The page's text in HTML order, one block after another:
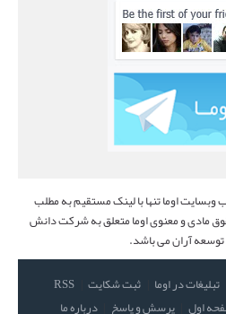
وبسایت اوما تنها با لینک مستقیم به مطلب
مادی و معنوی اوما متعلق به شرکت دانش
توسعه آران می باشد.
RSS ثبت شکایت تبلیغات در اوما
درباره ما
پرسش و پاسخ اول